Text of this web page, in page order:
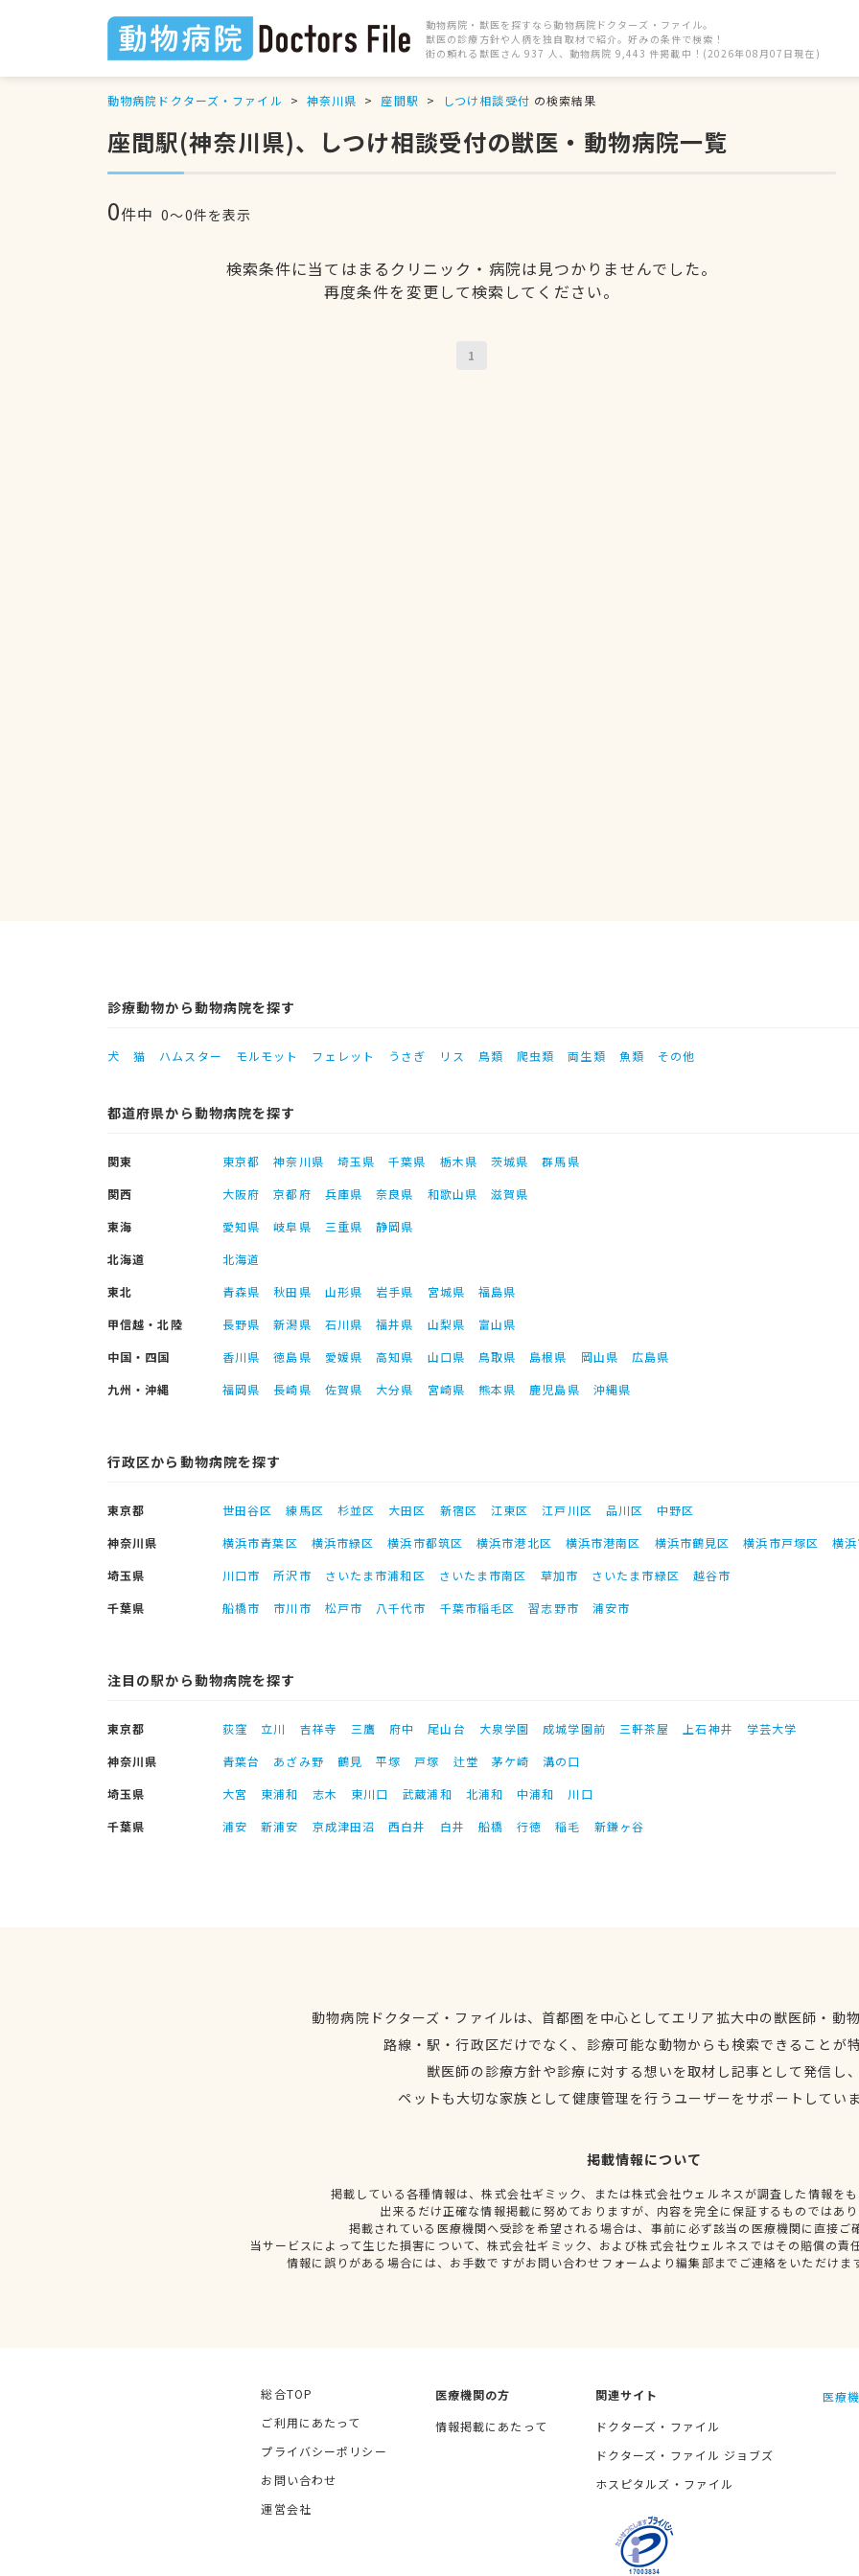
動物病院・獣医を探すなら動物病院ドクターズ・ファイル。
獣医の診療方針や人柄を独自取材で紹介。好みの条件で検索！
街の頼れる獣医さん 937 人、動物病院 9,443 件掲載中！(2026年08月07日現在)
動物病院ドクターズ・ファイル 神奈川県 座間駅 しつけ相談受付 の検索結果
座間駅(神奈川県)、しつけ相談受付の獣医・動物病院一覧
0件中 0〜0件を表示
検索条件に当てはまるクリニック・病院は見つかりませんでした。
再度条件を変更して検索してください。
1
診療動物から動物病院を探す
犬 猫 ハムスター モルモット フェレット うさぎ リス 鳥類 爬虫類 両生類 魚類 その他
都道府県から動物病院を探す
関東 東京都 神奈川県 埼玉県 千葉県 栃木県 茨城県
群馬県
関西
大阪府 京都府 兵庫県 奈良県 和歌山県
滋賀県
東海
愛知県 岐阜県 三重県
静岡県
北海道
北海道
東北
青森県 秋田県 山形県 岩手県 宮城県
福島県
甲信越・北陸
長野県 新潟県 石川県 福井県 山梨県
富山県
中国・四国
香川県 徳島県 愛媛県 高知県 山口県 鳥取県 島根県 岡山県
広島県
九州・沖縄
福岡県 長崎県 佐賀県 大分県 宮崎県 熊本県 鹿児島県 沖縄県
行政区から動物病院を探す
東京都 世田谷区 練馬区 杉並区 大田区 新宿区 江東区 江戸川区 品川区
中野区
神奈川県
横浜市青葉区 横浜市緑区 横浜市都筑区 横浜市港北区 横浜市港南区 横浜市鶴見区 横浜市戸塚区
横
埼玉県
川口市 所沢市 さいたま市浦和区 さいたま市南区 草加市 さいたま市緑区
越谷市
千葉県
船橋市 市川市 松戸市 八千代市 千葉市稲毛区 習志野市 浦安市
注目の駅から動物病院を探す
東京都 荻窪 立川 吉祥寺 三鷹 府中 尾山台 大泉学園 成城学園前 三軒茶屋 上石神井
学芸大学
神奈川県
青葉台 あざみ野 鶴見 平塚 戸塚 辻堂 茅ケ崎
溝の口
埼玉県
大宮 東浦和 志木 東川口 武蔵浦和 北浦和 中浦和
川口
千葉県
浦安 新浦安 京成津田沼 西白井 白井 船橋 行徳 稲毛 新鎌ヶ谷
動物病院ドクターズ・ファイルは、首都圏を中心としてエリア拡大中の獣医師・動
路線・駅・行政区だけでなく、診療可能な動物からも検索できることが
獣医師の診療方針や診療に対する想いを取材し記事として発信し
ペットも大切な家族として健康管理を行うユーザーをサポートしてい
掲載情報について
掲載している各種情報は、株式会社ギミック、または株式会社ウェルネスが調査した情報を
出来るだけ正確な情報掲載に努めておりますが、内容を完全に保証するものではあ
掲載されている医療機関へ受診を希望される場合は、事前に必ず該当の医療機関に直接ご
当サービスによって生じた損害について、株式会社ギミック、および株式会社ウェルネスではその賠償の責
情報に誤りがある場合には、お手数ですがお問い合わせフォームより編集部までご連絡をいただけま
総合TOP
ご利用にあたって
プライバシーポリシー
お問い合わせ
運営会社
医療機関の方
情報掲載にあたって
関連サイト
ドクターズ・ファイル
ドクターズ・ファイル ジョブズ
ホスピタルズ・ファイル
医療